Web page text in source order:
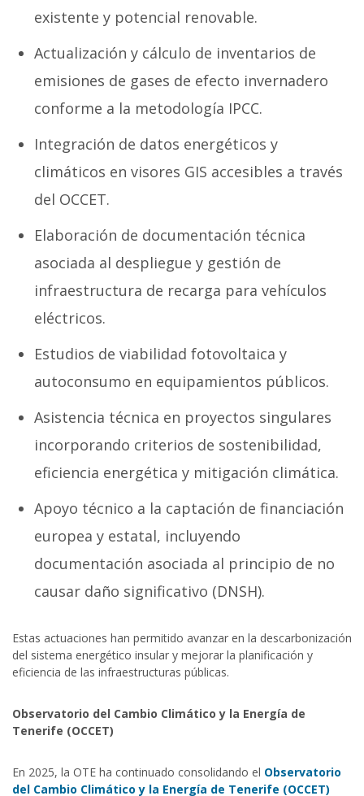
existente y potencial renovable.
Actualización y cálculo de inventarios de
emisiones de gases de efecto invernadero
conforme a la metodología IPCC.
Integración de datos energéticos y
climáticos en visores GIS accesibles a través
del OCCET.
Elaboración de documentación técnica
asociada al despliegue y gestión de
infraestructura de recarga para vehículos
eléctricos.
Estudios de viabilidad fotovoltaica y
autoconsumo en equipamientos públicos.
Asistencia técnica en proyectos singulares
incorporando criterios de sostenibilidad,
eficiencia energética y mitigación climática.
Apoyo técnico a la captación de financiación
europea y estatal, incluyendo
documentación asociada al principio de no
causar daño significativo (DNSH).
Estas actuaciones han permitido avanzar en la descarbonización
del sistema energético insular y mejorar la planificación y
eficiencia de las infraestructuras públicas.
Observatorio del Cambio Climático y la Energía de
Tenerife (OCCET)
En 2025, la OTE ha continuado consolidando el Observatorio
del Cambio Climático y la Energía de Tenerife (OCCET)